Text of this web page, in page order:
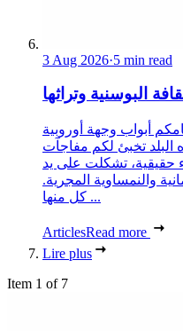
3 Aug 2026·5 min read
البوسنية وتراثها
أبواب وجهة أوروبية
تخبئ لكم مفاجآت
حقيقية، تشكلت على يد
والنمساوية المجرية.
كل منها ...
ArticlesRead more
Lire plus
Item 1 of 7